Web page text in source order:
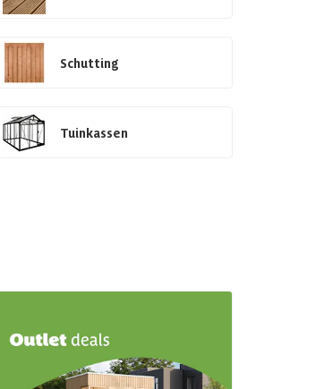
Schutting
Tuinkassen